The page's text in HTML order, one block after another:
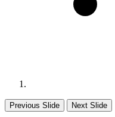
Previous Slide Next Slide